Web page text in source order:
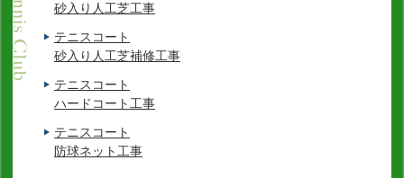
砂入り人工芝工事
テニスコート
砂入り人工芝補修工事
テニスコート
ハードコート工事
テニスコート
防球ネット工事